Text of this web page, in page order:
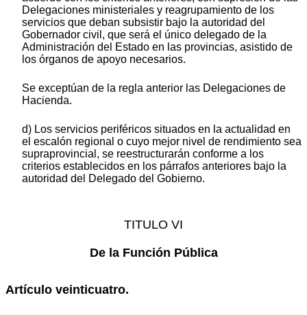
Delegaciones ministeriales y reagrupamiento de los
servicios que deban subsistir bajo la autoridad del
Gobernador civil, que será el único delegado de la
Administración del Estado en las provincias, asistido de
los órganos de apoyo necesarios.
Se exceptúan de la regla anterior las Delegaciones de
Hacienda.
d) Los servicios periféricos situados en la actualidad en
el escalón regional o cuyo mejor nivel de rendimiento sea
supraprovincial, se reestructurarán conforme a los
criterios establecidos en los párrafos anteriores bajo la
autoridad del Delegado del Gobierno.
TITULO VI
De la Función Pública
Artículo veinticuatro.